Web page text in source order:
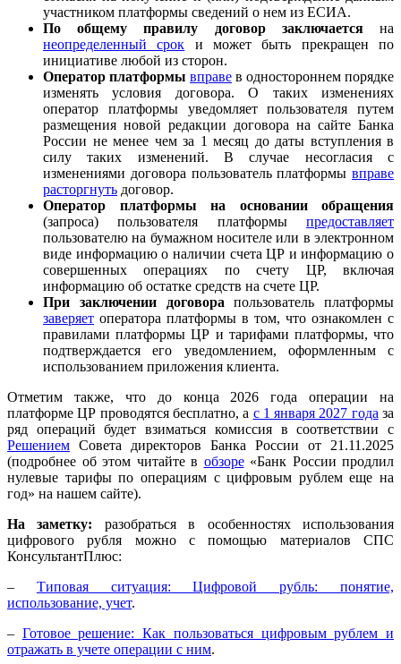
участником платформы сведений о нем из ЕСИА.
По общему правилу договор заключаетсяна
неопределенный срок и может быть прекращен по
инициативе любой из сторон.
Оператор платформы вправе в одностороннем порядке
изменять условия договора. О таких изменениях
оператор платформы уведомляет пользователя путем
размещения новой редакции договора на сайте Банка
России не менее чем за 1 месяц до даты вступления в
силу таких изменений. В случае несогласия с
изменениями договора пользователь платформы вправе
расторгнуть договор.
Оператор платформы на основании обращения
(запроса) пользователя платформы предоставляет
пользователю на бумажном носителе или в электронном
виде информацию о наличии счета ЦР и информацию о
совершенных операциях по счету ЦР, включая
информацию об остатке средств на счете ЦР.
При заключении договора пользователь платформы
заверяет оператора платформы в том, что ознакомлен с
правилами платформы ЦР и тарифами платформы, что
подтверждается его уведомлением, оформленным с
использованием приложения клиента.
Отметим также, что до конца 2026 года операции на
платформе ЦР проводятся бесплатно, а с 1 января 2027 года за
ряд операций будет взиматься комиссия в соответствии с
Решением Совета директоров Банка России от 21.11.2025
(подробнее об этом читайте в обзоре«Банк России продлил
нулевые тарифы по операциям с цифровым рублем еще на
год» на нашем сайте).
На заметку: разобраться в особенностях использования
цифрового рубля можно с помощью материалов СПС
КонсультантПлюс:
– Типовая ситуация: Цифровой рубль: понятие,
использование, учет.
– Готовое решение: Как пользоваться цифровым рублем и
отражать в учете операции с ним.